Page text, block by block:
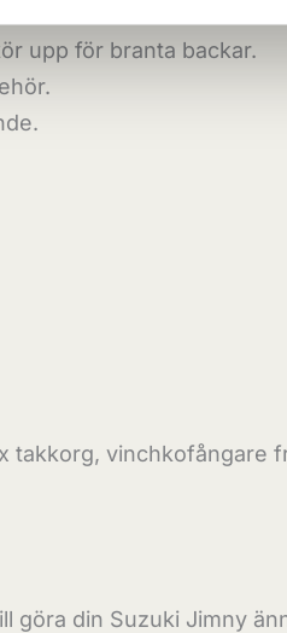
upp för branta backar.
vinchkofångare
din Suzuki Jimny